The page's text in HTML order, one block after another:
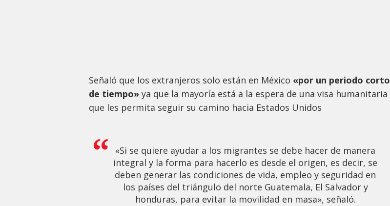
Señaló que los extranjeros solo están en México «por un periodo corto
de tiempo» ya que la mayoría está a la espera de una visa humanitaria
que les permita seguir su camino hacia Estados Unidos
«Si se quiere ayudar a los migrantes se debe hacer de manera
integral y la forma para hacerlo es desde el origen, es decir, se
deben generar las condiciones de vida, empleo y seguridad en
los países del triángulo del norte Guatemala, El Salvador y
honduras, para evitar la movilidad en masa», señaló.